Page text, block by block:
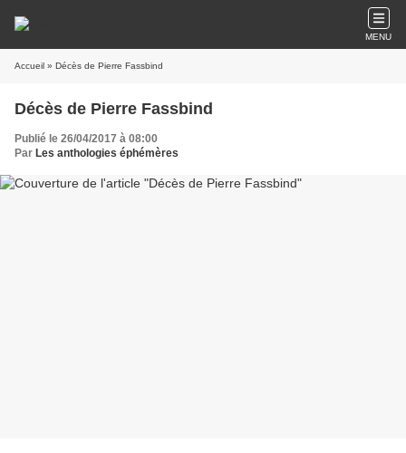
MENU
Accueil » Décès de Pierre Fassbind
Décès de Pierre Fassbind
Publié le 26/04/2017 à 08:00
Par Les anthologies éphémères